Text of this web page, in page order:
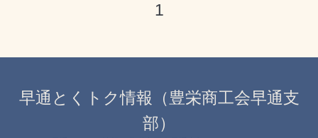
1
早通とくトク情報（豊栄商工会早通支
部）